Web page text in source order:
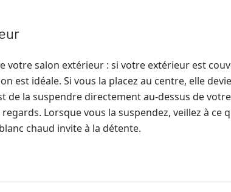
salon extérieur : si votre extérieur est
est idéale. Si vous la placez au centre, elle
la suspendre directement au-dessus de
Lorsque vous la suspendez, veillez à ce
chaud invite à la détente.